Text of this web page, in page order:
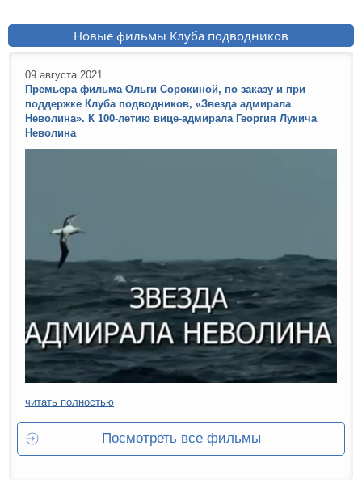
Новые фильмы Клуба подводников
09 августа 2021
Премьера фильма Ольги Сорокиной, по заказу и при
поддержке Клуба подводников, «Звезда адмирала
Неволина». К 100-летию вице-адмирала Георгия Лукича
Неволина
читать полностью
Посмотреть все фильмы